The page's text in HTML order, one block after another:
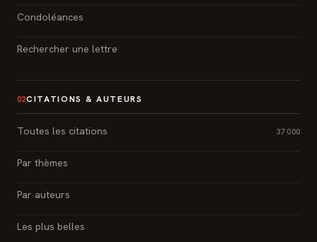
Condoléances
Rechercher une lettre
02CITATIONS & AUTEURS
Toutes les citations 37 000
Par thèmes
Par auteurs
Les plus belles